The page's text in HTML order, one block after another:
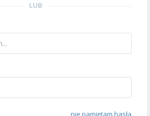
LUB
nie pamiętam hasła